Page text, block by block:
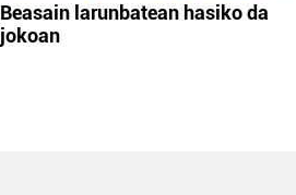
Beasain larunbatean hasiko da
jokoan